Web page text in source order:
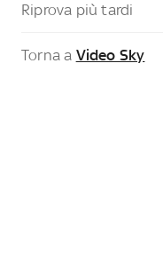
Riprova più tardi
Torna a Video Sky